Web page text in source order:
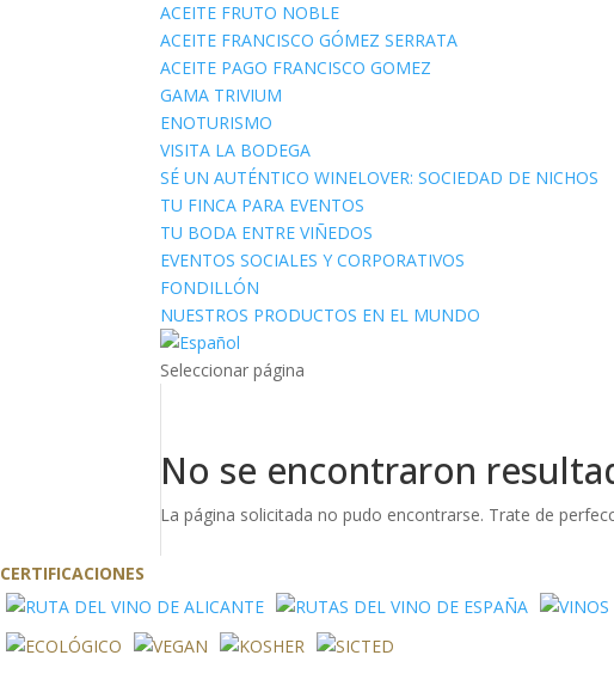
ACEITE FRUTO NOBLE
ACEITE FRANCISCO GÓMEZ SERRATA
ACEITE PAGO FRANCISCO GOMEZ
GAMA TRIVIUM
ENOTURISMO
VISITA LA BODEGA
SÉ UN AUTÉNTICO WINELOVER: SOCIEDAD DE NICHOS
TU FINCA PARA EVENTOS
TU BODA ENTRE VIÑEDOS
EVENTOS SOCIALES Y CORPORATIVOS
FONDILLÓN
NUESTROS PRODUCTOS EN EL MUNDO
Seleccionar página
No se encontraron
La página solicitada no pudo encontrarse. Trate de
CERTIFICACIONES